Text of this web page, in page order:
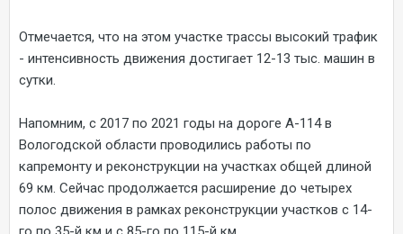
Отмечается, что на этом участке трассы высокий трафик
- интенсивность движения достигает 12-13 тыс. машин в
сутки.
Напомним, с 2017 по 2021 годы на дороге А-114 в
Вологодской области проводились работы по
капремонту и реконструкции на участках общей длиной
69 км. Сейчас продолжается расширение до четырех
полос движения в рамках реконструкции участков с 14-